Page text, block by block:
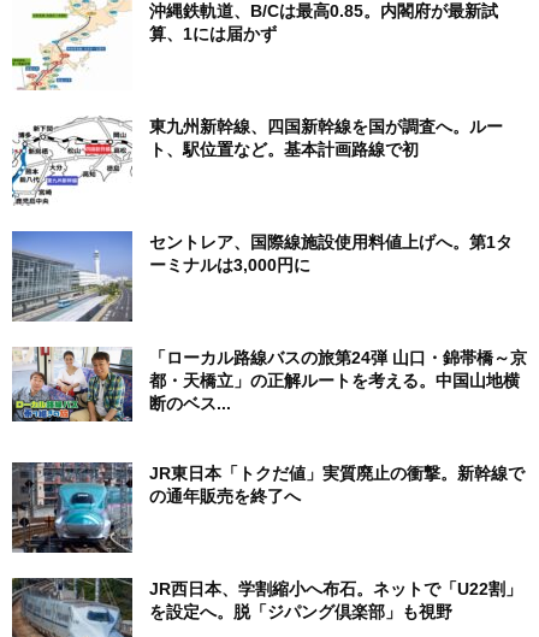
沖縄鉄軌道、B/Cは最高0.85。内閣府が最新試
算、1には届かず
東九州新幹線、四国新幹線を国が調査へ。ルー
ト、駅位置など。基本計画路線で初
セントレア、国際線施設使用料値上げへ。第1タ
ーミナルは3,000円に
「ローカル路線バスの旅第24弾 山口・錦帯橋～京
都・天橋立」の正解ルートを考える。中国山地横
断のベス...
JR東日本「トクだ値」実質廃止の衝撃。新幹線で
の通年販売を終了へ
JR西日本、学割縮小へ布石。ネットで「U22割」
を設定へ。脱「ジパング倶楽部」も視野